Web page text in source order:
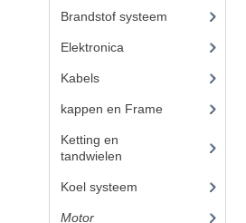
Brandstof systeem
Elektronica
Kabels(8)
kappen en Frame
Ketting en
tandwielen
Koel systeem
Motor(72)